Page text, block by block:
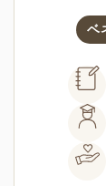
ベ